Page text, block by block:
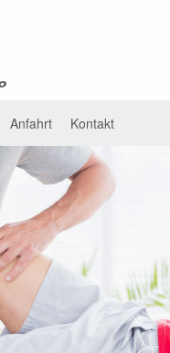
Anfahrt Kontakt